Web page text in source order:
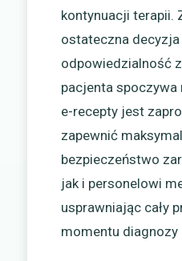
kontynuacji terapii.
ostateczna decyzja
odpowiedzialność
pacjenta spoczywa
e-recepty jest
zapewnić
bezpieczeństwo
jak i personelowi
usprawniając cały
momentu diagnozy